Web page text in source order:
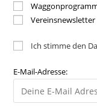
Vereinsnewsletter
Ich stimme den
E-Mail-Adresse: